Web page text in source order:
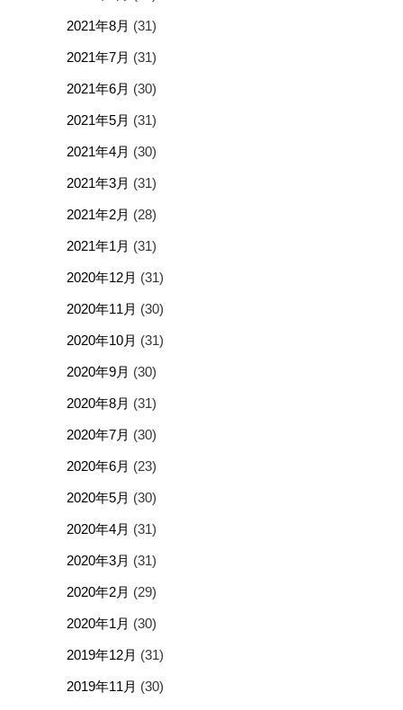
2021年8月 (31)
2021年7月 (31)
2021年6月 (30)
2021年5月 (31)
2021年4月 (30)
2021年3月 (31)
2021年2月 (28)
2021年1月 (31)
2020年12月 (31)
2020年11月 (30)
2020年10月 (31)
2020年9月 (30)
2020年8月 (31)
2020年7月 (30)
2020年6月 (23)
2020年5月 (30)
2020年4月 (31)
2020年3月 (31)
2020年2月 (29)
2020年1月 (30)
2019年12月 (31)
2019年11月 (30)